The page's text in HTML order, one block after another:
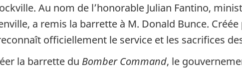
Au nom de l’honorable Julian Fantino,
a remis la barrette à M. Donald Bunce.
officiellement le service et les sacrifices
la barrette du Bomber Command, le